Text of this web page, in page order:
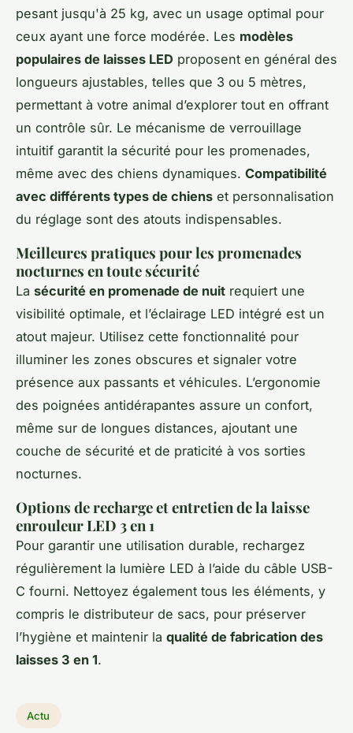
pesant jusqu'à 25 kg, avec un usage optimal pour
ceux ayant une force modérée. Les modèles
populaires de laisses LED proposent en général des
longueurs ajustables, telles que 3 ou 5 mètres,
permettant à votre animal d’explorer tout en offrant
un contrôle sûr. Le mécanisme de verrouillage
intuitif garantit la sécurité pour les promenades,
même avec des chiens dynamiques. Compatibilité
avec différents types de chiens et personnalisation
du réglage sont des atouts indispensables.
Meilleures pratiques pour les promenades
nocturnes en toute sécurité
La sécurité en promenade de nuit requiert une
visibilité optimale, et l’éclairage LED intégré est un
atout majeur. Utilisez cette fonctionnalité pour
illuminer les zones obscures et signaler votre
présence aux passants et véhicules. L’ergonomie
des poignées antidérapantes assure un confort,
même sur de longues distances, ajoutant une
couche de sécurité et de praticité à vos sorties
nocturnes.
Options de recharge et entretien de la laisse
enrouleur LED 3 en 1
Pour garantir une utilisation durable, rechargez
régulièrement la lumière LED à l’aide du câble USB-
C fourni. Nettoyez également tous les éléments, y
compris le distributeur de sacs, pour préserver
l’hygiène et maintenir la qualité de fabrication des
laisses 3 en 1.
Actu